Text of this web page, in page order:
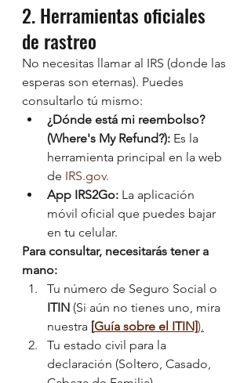
2. Herramientas oficiales
de rastreo
No necesitas llamar al IRS (donde las
esperas son eternas). Puedes
consultarlo tú mismo:
¿Dónde está mi reembolso?
(Where's My Refund?): Es la
herramienta principal en la web
de IRS.gov.
App IRS2Go: La aplicación
móvil oficial que puedes bajar
en tu celular.
Para consultar, necesitarás tener a
mano:
Tu número de Seguro Social o
ITIN (Si aún no tienes uno, mira
nuestra [Guía sobre el ITIN]).
Tu estado civil para la
declaración (Soltero, Casado,